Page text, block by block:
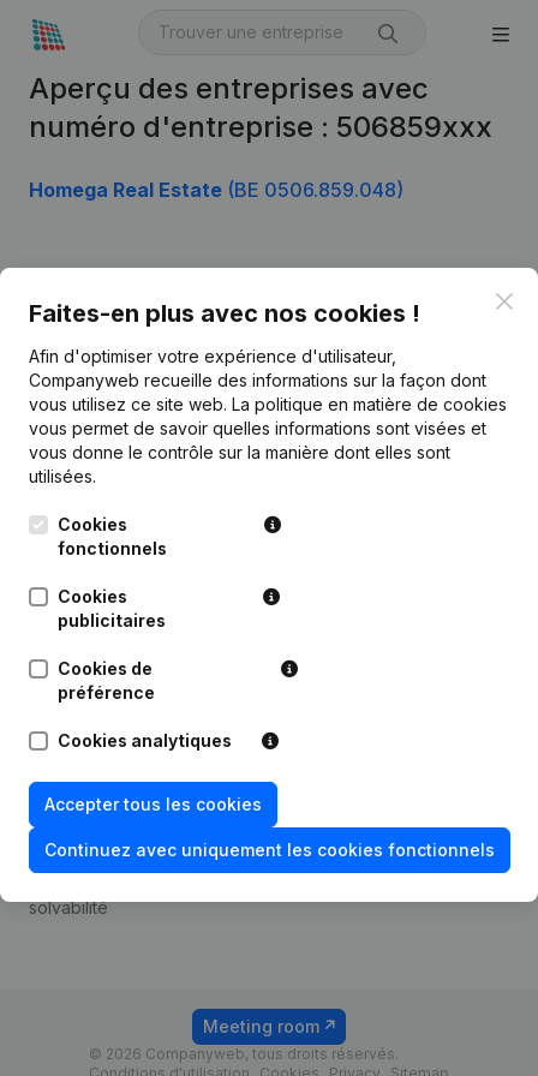
Aperçu des entreprises avec
numéro d'entreprise : 506859xxx
Homega Real Estate (BE 0506.859.048)
Faites-en plus avec nos cookies !
Afin d'optimiser votre expérience d'utilisateur,
Companyweb recueille des informations sur la façon dont
vous utilisez ce site web. La politique en matière de cookies
vous permet de savoir quelles informations sont visées et
vous donne le contrôle sur la manière dont elles sont
utilisées.
Cookies
fonctionnels
Cookies
publicitaires
Cookies de
préférence
Cookies analytiques
Accepter tous les cookies
Continuez avec uniquement les cookies fonctionnels
Français
Kantorenpark Everest
Leuvensesteenweg
1800 Vilvoorde
Informations d’entreprise
Monitoring
Recherche internationale
Prospection
Compliance et prévention
de la fraude
Consulter des comptes
Recherche de numéro de
TVA
solvabilité
Tarifs
© 2026 Companyweb, tous droits réservés.
Meeting room